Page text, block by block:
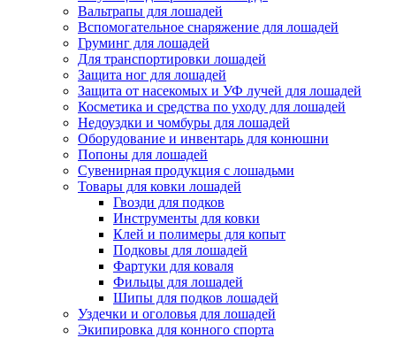
Вальтрапы для лошадей
Вспомогательное снаряжение для лошадей
Груминг для лошадей
Для транспортировки лошадей
Защита ног для лошадей
Защита от насекомых и УФ лучей для лошадей
Косметика и средства по уходу для лошадей
Недоуздки и чомбуры для лошадей
Оборудование и инвентарь для конюшни
Попоны для лошадей
Сувенирная продукция с лошадьми
Товары для ковки лошадей
Гвозди для подков
Инструменты для ковки
Клей и полимеры для копыт
Подковы для лошадей
Фартуки для коваля
Фильцы для лошадей
Шипы для подков лошадей
Уздечки и оголовья для лошадей
Экипировка для конного спорта